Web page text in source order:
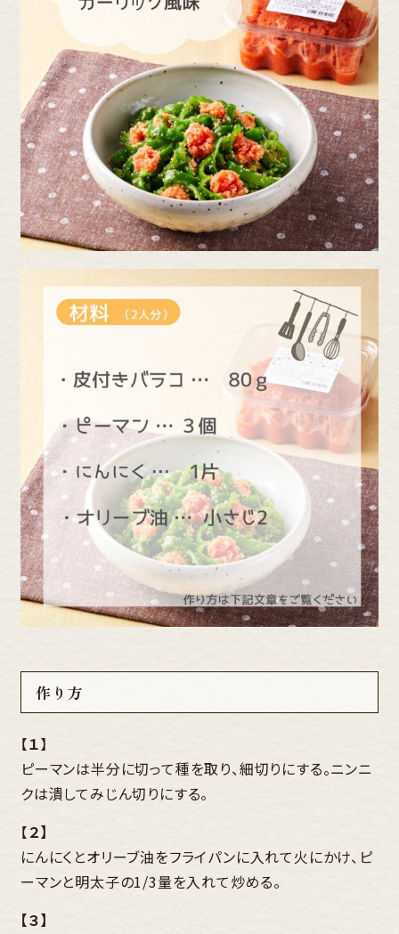
作り方
【１】
ピーマンは半分に切って種を取り、細切りにする。ニンニ
クは潰してみじん切りにする。
【２】
にんにくとオリーブ油をフライパンに入れて火にかけ、ピ
ーマンと明太子の1/3量を入れて炒める。
【３】